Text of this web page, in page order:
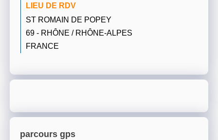
LIEU DE RDV
ST ROMAIN DE POPEY
69 - RHÔNE / RHÔNE-ALPES
FRANCE
parcours gps